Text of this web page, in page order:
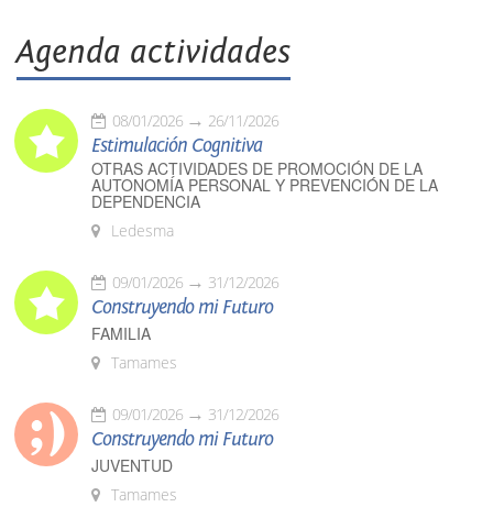
Agenda actividades
08/01/2026 26/11/2026
Estimulación Cognitiva
OTRAS ACTIVIDADES DE PROMOCIÓN DE LA
AUTONOMÍA PERSONAL Y PREVENCIÓN DE LA
DEPENDENCIA
Ledesma
09/01/2026 31/12/2026
Construyendo mi Futuro
FAMILIA
Tamames
09/01/2026 31/12/2026
Construyendo mi Futuro
JUVENTUD
Tamames